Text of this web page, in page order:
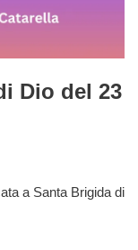
Dio del 23
a Santa Brigida di